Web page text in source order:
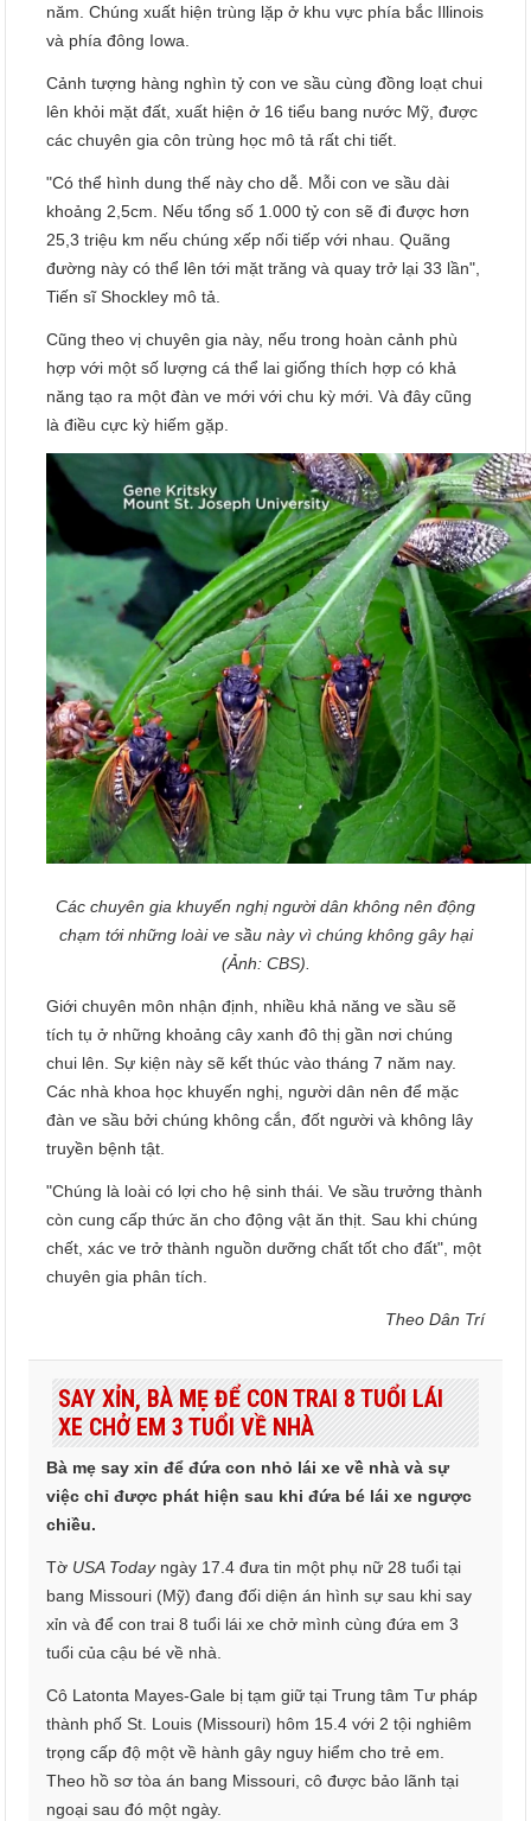
năm. Chúng xuất hiện trùng lặp ở khu vực phía bắc Illinois
và phía đông Iowa.
Cảnh tượng hàng nghìn tỷ con ve sầu cùng đồng loạt chui
lên khỏi mặt đất, xuất hiện ở 16 tiểu bang nước Mỹ, được
các chuyên gia côn trùng học mô tả rất chi tiết.
"Có thể hình dung thế này cho dễ. Mỗi con ve sầu dài
khoảng 2,5cm. Nếu tổng số 1.000 tỷ con sẽ đi được hơn
25,3 triệu km nếu chúng xếp nối tiếp với nhau. Quãng
đường này có thể lên tới mặt trăng và quay trở lại 33 lần",
Tiến sĩ Shockley mô tả.
Cũng theo vị chuyên gia này, nếu trong hoàn cảnh phù
hợp với một số lượng cá thể lai giống thích hợp có khả
năng tạo ra một đàn ve mới với chu kỳ mới. Và đây cũng
là điều cực kỳ hiếm gặp.
Các chuyên gia khuyến nghị người dân không nên động
chạm tới những loài ve sầu này vì chúng không gây hại
(Ảnh: CBS).
Giới chuyên môn nhận định, nhiều khả năng ve sầu sẽ
tích tụ ở những khoảng cây xanh đô thị gần nơi chúng
chui lên. Sự kiện này sẽ kết thúc vào tháng 7 năm nay.
Các nhà khoa học khuyến nghị, người dân nên để mặc
đàn ve sầu bởi chúng không cắn, đốt người và không lây
truyền bệnh tật.
"Chúng là loài có lợi cho hệ sinh thái. Ve sầu trưởng thành
còn cung cấp thức ăn cho động vật ăn thịt. Sau khi chúng
chết, xác ve trở thành nguồn dưỡng chất tốt cho đất", một
chuyên gia phân tích.
Theo Dân Trí
SAY XỈN, BÀ MẸ ĐỂ CON TRAI 8 TUỔI LÁI
XE CHỞ EM 3 TUỔI VỀ NHÀ
Bà mẹ say xỉn để đứa con nhỏ lái xe về nhà và sự
việc chỉ được phát hiện sau khi đứa bé lái xe ngược
chiều.
Tờ USA Todayngày 17.4 đưa tin một phụ nữ 28 tuổi tại
bang Missouri (Mỹ) đang đối diện án hình sự sau khi say
xỉn và để con trai 8 tuổi lái xe chở mình cùng đứa em 3
tuổi của cậu bé về nhà.
Cô Latonta Mayes-Gale bị tạm giữ tại Trung tâm Tư pháp
thành phố St. Louis (Missouri) hôm 15.4 với 2 tội nghiêm
trọng cấp độ một về hành gây nguy hiểm cho trẻ em.
Theo hồ sơ tòa án bang Missouri, cô được bảo lãnh tại
ngoại sau đó một ngày.